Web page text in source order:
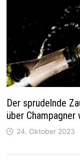
Der sprudelnde
über
24. Oktober 2023